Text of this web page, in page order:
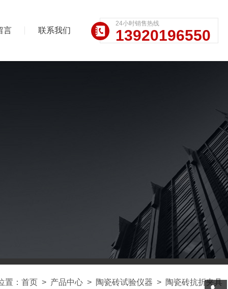
言 联系我们
24小时销售热线
13920196550
置： 首页 > 产品中心 > 陶瓷砖试验仪器 > 陶瓷砖抗折夹具